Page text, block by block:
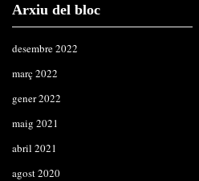
Arxiu del bloc
desembre 2022
març 2022
gener 2022
maig 2021
abril 2021
agost 2020